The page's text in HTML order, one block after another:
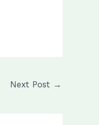
Next Post →